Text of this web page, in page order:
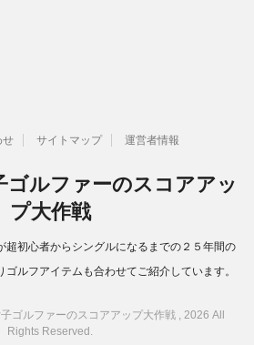
せ サイトマップ 運営者情報
ゴルファーのスコアアッ
プ大作戦
超初心者からシングルになるまでの２５年間の
ルフアイテムも合わせてご紹介しています。
ゴルファーのスコアアップ大作戦 , 2026 All
Rights Reserved.